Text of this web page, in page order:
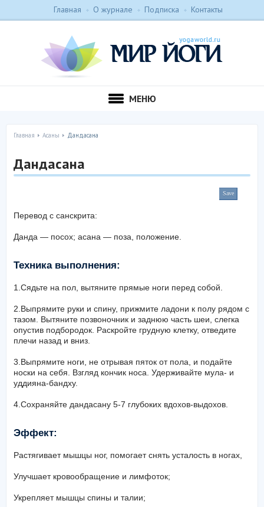
Главная О журнале Подписка Контакты
МЕНЮ
Главная Асаны Дандасана
Дандасана
Save
Перевод с санскрита:
Данда — посох; асана — поза, положение.
Техника выполнения:
1.Сядьте на пол, вытяните прямые ноги перед собой.
2.Выпрямите руки и спину, прижмите ладони к полу рядом с
тазом. Вытяните позвоночник и заднюю часть шеи, слегка
опустив подбородок. Раскройте грудную клетку, отведите
плечи назад и вниз.
3.Выпрямите ноги, не отрывая пяток от пола, и подайте
носки на себя. Взгляд кончик носа. Удерживайте мула- и
уддияна-бандху.
4.Сохраняйте дандасану 5-7 глубоких вдохов-выдохов.
Эффект:
Растягивает мышцы ног, помогает снять усталость в ногах,
Улучшает кровообращение и лимфоток;
Укрепляет мышцы спины и талии;